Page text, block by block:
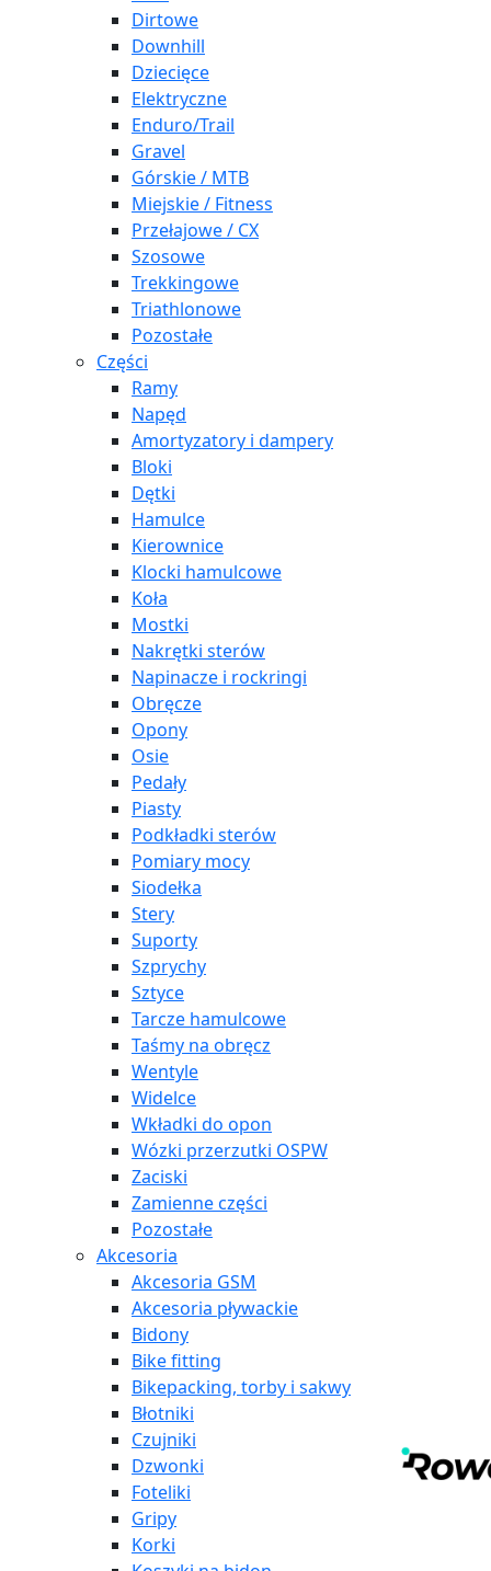
Dirtowe
Downhill
Dziecięce
Elektryczne
Enduro/Trail
Gravel
Górskie / MTB
Miejskie / Fitness
Przełajowe / CX
Szosowe
Trekkingowe
Triathlonowe
Pozostałe
Części
Ramy
Napęd
Amortyzatory i dampery
Bloki
Dętki
Hamulce
Kierownice
Klocki hamulcowe
Koła
Mostki
Nakrętki sterów
Napinacze i rockringi
Obręcze
Opony
Osie
Pedały
Piasty
Podkładki sterów
Pomiary mocy
Siodełka
Stery
Suporty
Szprychy
Sztyce
Tarcze hamulcowe
Taśmy na obręcz
Wentyle
Widelce
Wkładki do opon
Wózki przerzutki OSPW
Zaciski
Zamienne części
Pozostałe
Akcesoria
Akcesoria GSM
Akcesoria pływackie
Bidony
Bike fitting
Bikepacking, torby i sakwy
Błotniki
Czujniki
Dzwonki
Foteliki
Gripy
Korki